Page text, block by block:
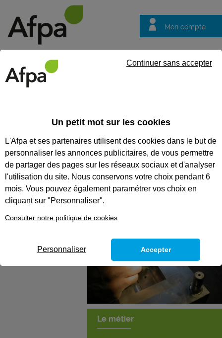
Mon compte
questions
Mécanicien en
outillages de
précision
Le métier
Un petit mot sur les cookies
L'Afpa et ses partenaires utilisent des cookies dans le but de
personnaliser les annonces publicitaires, de vous permettre
de partager des pages sur les réseaux sociaux et d'analyser
l'utilisation du site. Nous conservons votre choix pendant 6
mois. Vous pouvez également paramétrer vos choix en
cliquant sur "Personnaliser".
Consulter notre politique de cookies
Continuer sans accepter
Personnaliser Accepter